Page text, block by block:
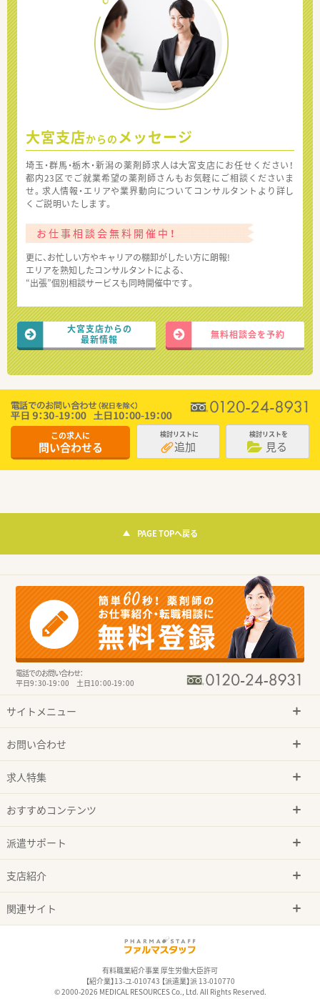
大宮支店からの メッセージ
埼玉・群馬・栃木・新潟の薬剤師求人は大宮支店にお任せください！
都内23区でご就業希望の薬剤師さんもお気軽にご相談くださいま
せ。求人情報・エリアや業界動向についてコンサルタントより詳し
くご説明いたします。
お仕事相談会無料開催中！
更に、お忙しい方やキャリアの棚卸がしたい方に朗報!
エリアを熟知したコンサルタントによる、
“出張”個別相談サービスも同時開催中です。
大宮支店からの
最新情報
無料相談会を予約
この求人に
問い合わせる
検討リストに
追加
検討リストを
見る
PAGE TOPへ戻る
電話でのお問い合わせ：
平日9：30-19：00 土日10：00-19：00
サイトメニュー
お問い合わせ
求人特集
おすすめコンテンツ
派遣サポート
支店紹介
関連サイト
有料職業紹介事業 厚生労働大臣許可
【紹介業】13-ユ-010743 【派遣業】派 13-010770
© 2000-2026 MEDICAL RESOURCES Co., Ltd. All Rights Reserved.